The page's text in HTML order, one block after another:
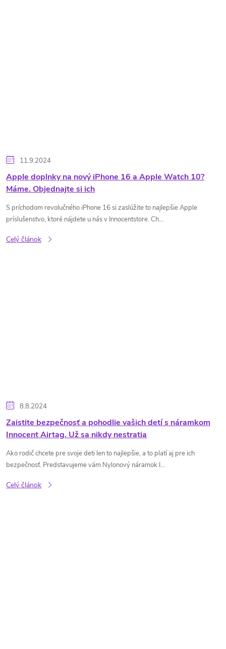
11.9.2024
Apple doplnky na nový iPhone 16 a Apple Watch 10?
Máme. Objednajte si ich
S príchodom revolučného iPhone 16 si zaslúžite to najlepšie Apple
príslušenstvo, ktoré nájdete u nás v Innocentstore. Ch...
Celý článok
8.8.2024
Zaistite bezpečnosť a pohodlie vašich detí s náramkom
Innocent Airtag. Už sa nikdy nestratia
Ako rodič chcete pre svoje deti len to najlepšie, a to platí aj pre ich
bezpečnosť. Predstavujeme vám Nylonový náramok I...
Celý článok